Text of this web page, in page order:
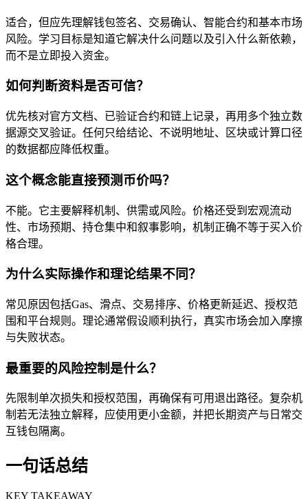
适合，但应先理解钱包签名、交易确认、智能合约和基本市场
风险。学习目标是知道它解决什么问题以及引入什么新依赖，
而不是立即投入资金。
如何判断资料是否可信？
优先核对官方文档、已验证合约和链上记录，再用多个独立数
据源交叉验证。任何只给结论、不说明地址、区块或计算口径
的数据都应降低权重。
这个概念能直接预测币价吗？
不能。它主要解释机制、供需或风险。价格还受到宏观流动
性、市场预期、持仓集中和叙事影响，机制正确不等于买入价
格合理。
为什么实际操作和理论结果不同？
常见原因包括Gas、滑点、交易排序、价格更新延迟、授权范
围和平台规则。理论通常假设顺利执行，真实市场会加入摩擦
与失败状态。
最重要的风险控制是什么？
先限制单次损失和授权范围，再确保有可用退出路径。复杂机
制若无法独立解释，应使用更小金额，并把长期资产与日常交
互钱包隔离。
一句话总结
KEY TAKEAWAY